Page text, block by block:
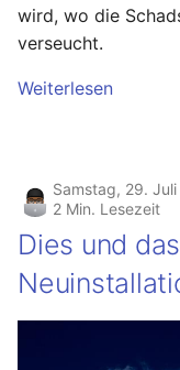
wird, wo die
verseucht.
Weiterlesen
Samstag, 29.
2 Min. Lesezeit
Dies und